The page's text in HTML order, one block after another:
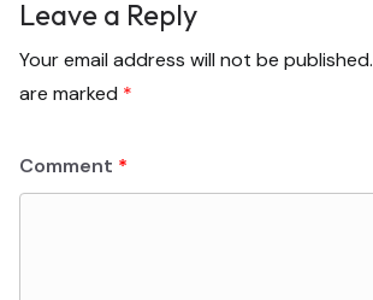
Leave a Reply
Your email address will not be published.
are marked *
Comment *